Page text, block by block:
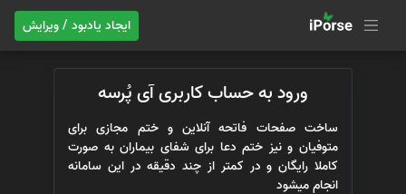
ایجاد یادبود / ویرایش
ورود به حساب کاربری آی پُرسه
ساخت صفحات فاتحه آنلاین و ختم مجازی برای
متوفیان و نیز ختم دعا برای شفای بیماران به صورت
کاملا رایگان و در کمتر از چند دقیقه در این سامانه
انجام میشود